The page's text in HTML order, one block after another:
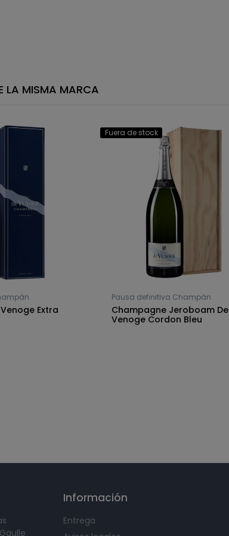
LA MISMA MARCA
Extra
Fuera de stock
Pausa definitiva Champán
Champagne Jeroboam De
Venoge Cordon Bleu
Información
Entrega